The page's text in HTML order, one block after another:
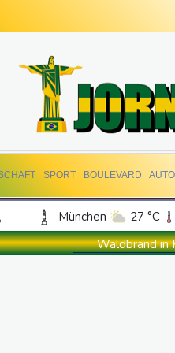
SPORT BOULEVARD
München 27 °C
25 °C Potsdam
Waldbrand in
Iran
Amtsantritt
Basketball-